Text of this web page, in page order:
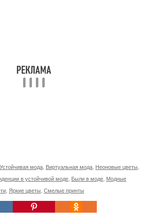
Устойчивая мода Виртуальная мода Неоновые цветы
в устойчивой моде Были в моде Модные
Яркие цветы Смелые принты